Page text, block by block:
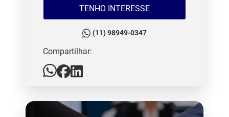
TENHO INTERESSE
(11) 98949-0347
Compartilhar: